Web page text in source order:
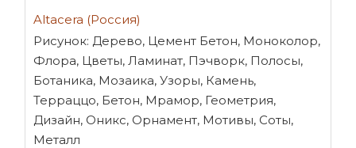
Altacera (Россия)
Рисунок: Дерево, Цемент Бетон, Моноколор,
Флора, Цветы, Ламинат, Пэчворк, Полосы,
Ботаника, Мозаика, Узоры, Камень,
Терраццо, Бетон, Мрамор, Геометрия,
Дизайн, Оникс, Орнамент, Мотивы, Соты,
Металл